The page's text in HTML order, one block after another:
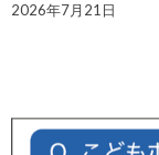
2026年7月21日